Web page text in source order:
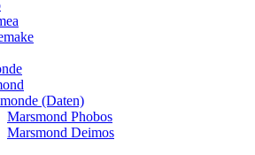
(Daten)
Marsmond Phobos
Marsmond Deimos